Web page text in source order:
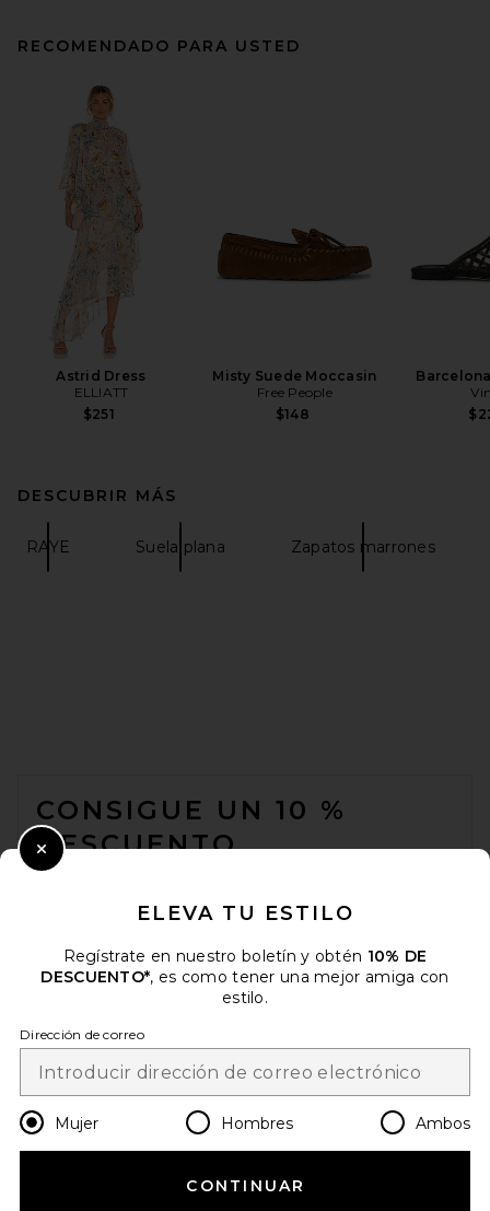
RECOMENDADO PARA USTED
Astrid Dress
ELLIATT
$251
Misty Suede Moccasin
Free People
$148
DESCUBRIR MÁS
RAYE Suela plana Zapatos marrones
CONSIGUE UN 10 %
DESCUENTO
electrónico. Puede retirarse en cualquier momento.
Email Address
Change Country Regions
es USD
¡AYÚDANOS A MEJORAR!
ELEVA TU ESTILO
Regístrate en nuestro boletín y obtén 10% DE
DESCUENTO*, es como tener una mejor amiga con
estilo.
Dirección de correo
Mujer Hombres Ambos
CONTINUAR
Close Modal